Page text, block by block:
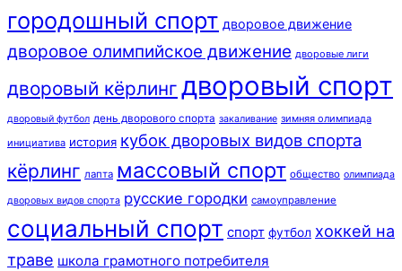
городошный спорт дворовое движение
дворовое олимпийское движение дворовые лиги
дворовый кёрлинг дворовый спорт
дворовый футбол день дворового спорта закаливание зимняя олимпиада
инициатива история кубок дворовых видов спорта
кёрлинг лапта массовый спорт общество олимпиада
дворовых видов спорта русские городки самоуправление
социальный спорт спорт футбол хоккей на
траве школа грамотного потребителя